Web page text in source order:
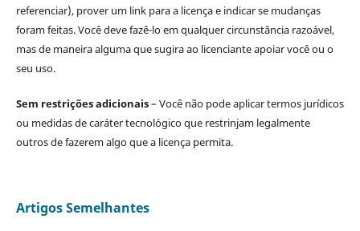
referenciar), prover um link para a licença e indicar se mudanças
foram feitas. Você deve fazê-lo em qualquer circunstância razoável,
mas de maneira alguma que sugira ao licenciante apoiar você ou o
seu uso.
Sem restrições adicionais– Você não pode aplicar termos jurídicos
ou medidas de caráter tecnológico que restrinjam legalmente
outros de fazerem algo que a licença permita.
Artigos Semelhantes